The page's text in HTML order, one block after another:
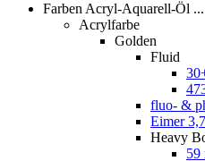
Farben Acryl-Aquarell-Öl ...
Acrylfarbe
Golden
Fluid
fluo- &
Eimer
Heavy
59